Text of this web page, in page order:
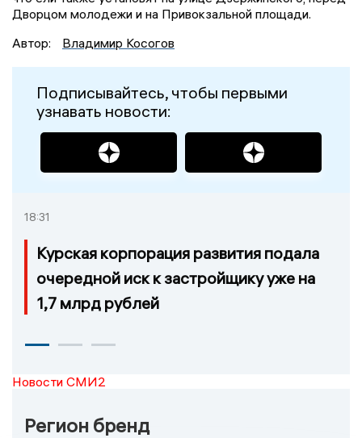
Дворцом молодежи и на Привокзальной площади.
Автор:
Владимир Косогов
Подписывайтесь, чтобы первыми
узнавать новости:
18:31
Курская корпорация развития подала
очередной иск к застройщику уже на
1,7 млрд рублей
Новости СМИ2
Регион бренд